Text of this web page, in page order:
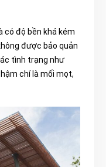
có độ bền khá kém
được bảo quản
tình trạng như
chí là mối mọt,